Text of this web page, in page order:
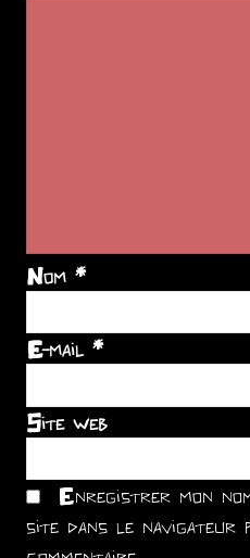
Nom *
E-mail *
Site web
Enregistrer mon
site dans le navigateur